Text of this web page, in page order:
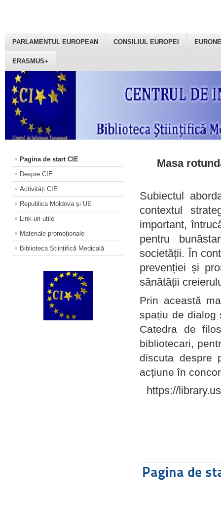
PARLAMENTUL EUROPEAN CONSILIUL EUROPEI
ERASMUS+
Pagina de start CIE
Despre CIE
Activități CIE
Republica Moldova și UE
Link-uri utile
Materiale promoţionale
Biblioteca Științifică Medicală
Masa
Subiectul
contextul
important,
pentru
societății. În
prevenției și
sănătății
Prin această
spațiu de dialog
Catedra de
bibliotecari,
discuta despre
acțiune în
https://
Pagina de